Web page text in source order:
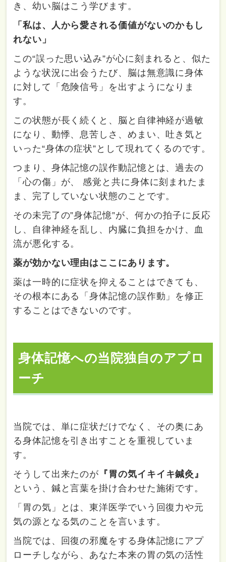
き、幼い脳はこう学びます。
「私は、人から愛される価値がないのかもし
れない」
この“誤った思い込み”が心に刻まれると、似た
ような状況に出会うたび、脳は無意識に身体
に対して「危険信号」を出すようになりま
す。
この状態が長く続くと、脳と自律神経が過敏
になり、動悸、息苦しさ、めまい、吐き気と
いった“身体の症状”として現れてくるのです。
つまり、身体記憶の誤作動記憶とは、過去の
「心の傷」が、 感覚と共に身体に刻まれたま
ま、完了していない状態のことです。
その未完了の”身体記憶”が、何かの拍子に反応
し、自律神経を乱し、内臓に負担をかけ、血
流が悪化する。
薬が効かない理由はここにあります。
薬は一時的に症状を抑えることはできても、
その根本にある「身体記憶の誤作動」を修正
することはできないのです。
身体記憶への当院独自のアプロ
ーチ
当院では、単に症状だけでなく、その奥にあ
る身体記憶を引き出すことを重視していま
す。
そうして出来たのが 『胃の気イキイキ鍼灸』
という、鍼と言葉を掛け合わせた施術です。
「胃の気」とは、東洋医学でいう回復力や元
気の源となる気のことを言います。
当院では、回復の邪魔をする身体記憶にアプ
ローチしながら、あなた本来の胃の気の活性